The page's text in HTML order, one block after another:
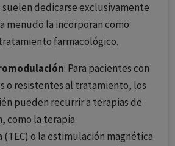
dedicarse exclusivamente
menudo la incorporan como
farmacológico.
: Para pacientes con
o resistentes al tratamiento, los
pueden recurrir a terapias de
como la terapia
o la estimulación magnética